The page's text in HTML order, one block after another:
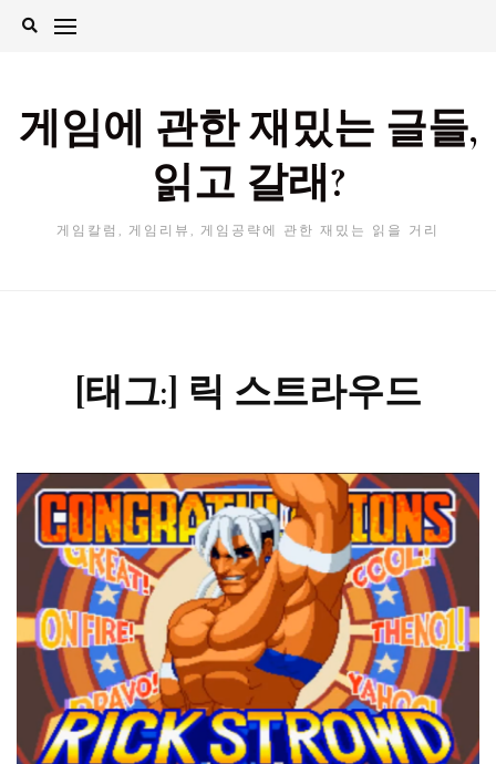
Skip
게임에 관한 재밌는 글들,
읽고 갈래?
게임칼럼, 게임리뷰, 게임공략에 관한 재밌는 읽을 거리
[태그:] 릭 스트라우드